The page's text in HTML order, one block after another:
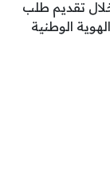
تقديم طلب
الوطنية